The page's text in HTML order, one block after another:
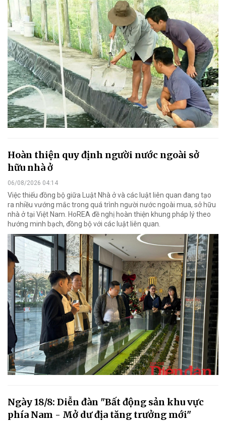
Hoàn thiện quy định người nước ngoài sở
hữu nhà ở
06/08/2026 04:14
Việc thiếu đồng bộ giữa Luật Nhà ở và các luật liên quan đang tạo
ra nhiều vướng mắc trong quá trình người nước ngoài mua, sở hữu
nhà ở tại Việt Nam. HoREA đề nghị hoàn thiện khung pháp lý theo
hướng minh bạch, đồng bộ với các luật liên quan.
Ngày 18/8: Diễn đàn "Bất động sản khu vực
phía Nam - Mở dư địa tăng trưởng mới"